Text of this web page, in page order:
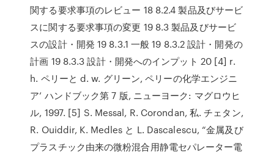
関する要求事項のレビュー 18 8.2.4 製品及びサービ
スに関する要求事項の変更 19 8.3 製品及びサービ
スの設計・開発 19 8.3.1 一般 19 8.3.2 設計・開発の
計画 19 8.3.3 設計・開発へのインプット 20 [4] r.
h. ペリーと d. w. グリーン, ペリーの化学エンジニ
ア’ ハンドブック第 7 版, ニューヨーク: マグロウヒ
ル, 1997. [5] S. Messal, R. Corondan, 私. チェタン,
R. Ouiddir, K. Medles と L. Dascalescu, “金属及び
プラスチック由来の微粉混合用静電セパレーター電